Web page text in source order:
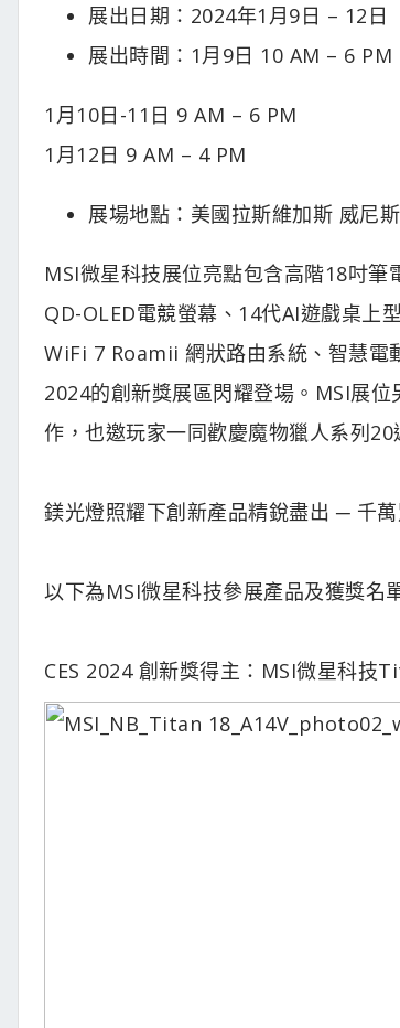
展出日期：2024年1月9日 – 12日
展出時間：1月9日 10 AM – 6 PM
1月10日-11日 9 AM – 6 PM
1月12日 9 AM – 4 PM
展場地點：美國拉斯維加斯 威尼
MSI微星科技展位亮點包含高階18吋
QD-OLED電競螢幕、14代AI遊戲桌上
WiFi 7 Roamii 網狀路由系統、智慧電
2024的創新獎展區閃耀登場。MSI展
作，也邀玩家一同歡慶魔物獵人系列20
鎂光燈照耀下創新產品精銳盡出 ─ 千
以下為MSI微星科技參展產品及獲獎名
CES 2024 創新獎得主：MSI微星科技